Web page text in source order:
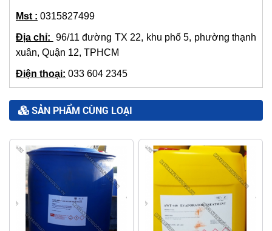
Mst : 0315827499
Địa chỉ: 96/11 đường TX 22, khu phố 5, phường thạnh
xuân, Quận 12, TPHCM
Điện thoại: 033 604 2345
SẢN PHẨM CÙNG LOẠI